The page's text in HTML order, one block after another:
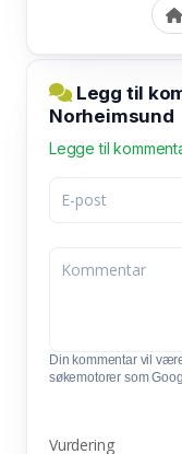
Legg til
Norheimsund
Legge til
Din kommentar vil
søkemotorer som
Vurdering